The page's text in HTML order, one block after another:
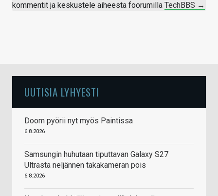
kommentit ja keskustele aiheesta foorumilla TechBBS →
UUTISIA LYHYESTI
Doom pyörii nyt myös Paintissa
6.8.2026
Samsungin huhutaan tiputtavan Galaxy S27
Ultrasta neljännen takakameran pois
6.8.2026